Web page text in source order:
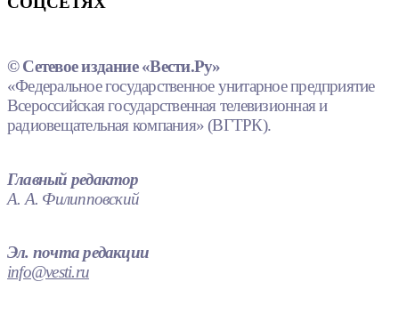
© Сетевое издание «Вести.Ру»
«Федеральное государственное унитарное предприятие
Всероссийская государственная телевизионная и
радиовещательная компания» (ВГТРК).
Главный редактор
А. А. Филипповский
Эл. почта редакции
info@vesti.ru